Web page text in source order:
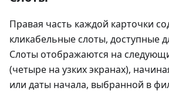
Правая часть каждой карточки
кликабельные слоты, доступные
Слоты отображаются на
(четыре на узких экранах),
или даты начала, выбранной в